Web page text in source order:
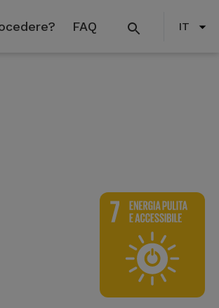
FAQ IT